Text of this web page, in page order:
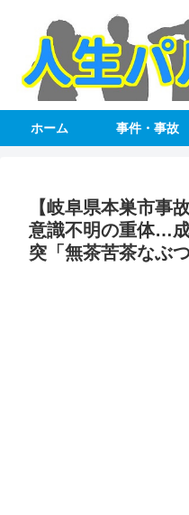
ホーム 事件・事故
【岐阜県本巣市事
意識不明の重体…
突「無茶苦茶なぶ